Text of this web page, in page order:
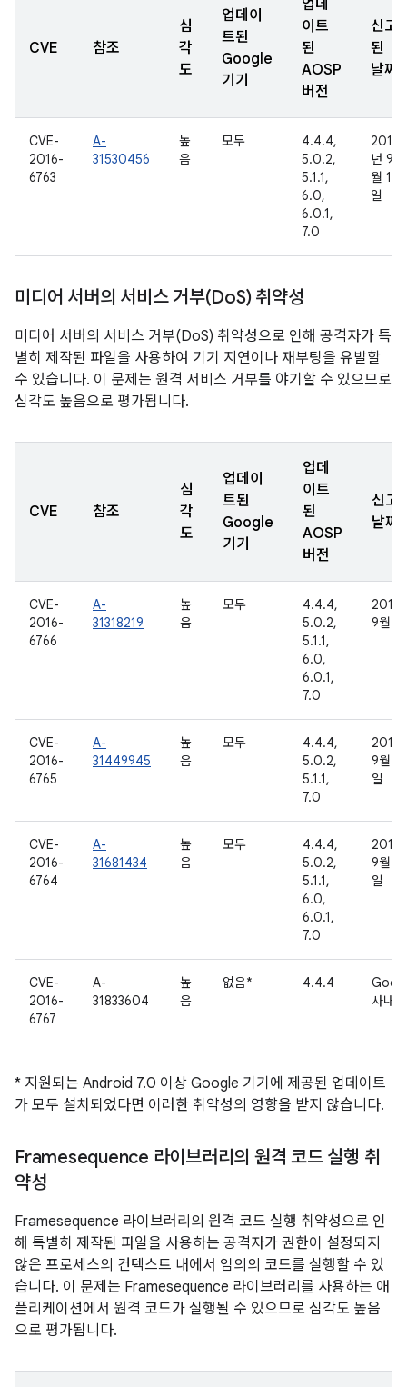
CVE 참조
심
각
도
업데이
트된
Google
기기
업데
이트
된
AOSP
버전
신고
된
날짜
CVE-
2016-
6763
A-
31530456
높
음
모두
4.4.4,
5.0.2,
5.1.1,
6.0,
6.0.1,
7.0
2016
년 9
월 12
일
미디어 서버의 서비스 거부(DoS) 취약성
미디어 서버의 서비스 거부(DoS) 취약성으로 인해 공격자가 특
별히 제작된 파일을 사용하여 기기 지연이나 재부팅을 유발할
수 있습니다. 이 문제는 원격 서비스 거부를 야기할 수 있으므로
심각도 높음으로 평가됩니다.
CVE 참조
심
각
도
업데이
트된
Google
기기
업데
이트
된
AOSP
버전
신고
날짜
CVE-
2016-
6766
A-
31318219
높
음
모두
4.4.4,
5.0.2,
5.1.1,
6.0,
6.0.1,
7.0
2016
9월 5
CVE-
2016-
6765
A-
31449945
높
음
모두
4.4.4,
5.0.2,
5.1.1,
7.0
2016
9월 13
일
CVE-
2016-
6764
A-
31681434
높
음
모두
4.4.4,
5.0.2,
5.1.1,
6.0,
6.0.1,
7.0
2016
9월
일
CVE-
2016-
6767
A-
31833604
높
음
없음* 4.4.4
사내용
* 지원되는 Android 7.0 이상 Google 기기에 제공된 업데이트
가 모두 설치되었다면 이러한 취약성의 영향을 받지 않습니다.
Framesequence 라이브러리의 원격 코드 실행 취
약성
Framesequence 라이브러리의 원격 코드 실행 취약성으로 인
해 특별히 제작된 파일을 사용하는 공격자가 권한이 설정되지
않은 프로세스의 컨텍스트 내에서 임의의 코드를 실행할 수 있
습니다. 이 문제는 Framesequence 라이브러리를 사용하는 애
플리케이션에서 원격 코드가 실행될 수 있으므로 심각도 높음
으로 평가됩니다.